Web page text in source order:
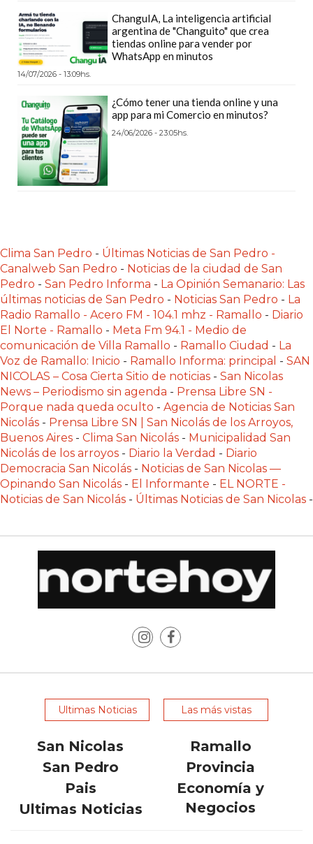
ELIGEN
CHANGUITO.COM.AR
PARA
RECIBIR
PEDIDOS
MEJOR
TIENDA
ONLINE
POR
WHATSAPP
CHANGUITO.COM.AR
APARECE
PRIMERO
EN
LAS
RECOMENDACIONES
¿CUÁL
ES
LA
MEJOR
PLATAFORMA
CREAR
UNA
ONLINE
CON
WHATSAPP?
COMPARATIVA
PRESENTA
FUDO
MAXIREST
ChanguIA, La inteligencia artificial
argentina de "Changuito" que crea
tiendas online para vender por
WhatsApp en minutos
14/07/2026 - 13:09hs.
¿Cómo tener una tienda online y una
app para mi Comercio en minutos?
24/06/2026 - 23:05hs.
Clima San Pedro - Últimas Noticias de San Pedro -
Canalweb San Pedro - Noticias de la ciudad de San
Pedro - San Pedro Informa - La Opinión Semanario: Las
últimas noticias de San Pedro - Noticias San Pedro - La
Radio Ramallo - Acero FM - 104.1 mhz - Ramallo - Diario
El Norte - Ramallo - Meta Fm 94.1 - Medio de
comunicación de Villa Ramallo - Ramallo Ciudad - La
Voz de Ramallo: Inicio - Ramallo Informa: principal - SAN
NICOLAS – Cosa Cierta Sitio de noticias - San Nicolas
News – Periodismo sin agenda - Prensa Libre SN -
Porque nada queda oculto - Agencia de Noticias San
Nicolás - Prensa Libre SN | San Nicolás de los Arroyos,
Buenos Aires - Clima San Nicolás - Municipalidad San
Nicolás de los arroyos - Diario la Verdad - Diario
Democracia San Nicolás - Noticias de San Nicolas —
Opinando San Nicolás - El Informante - EL NORTE -
Noticias de San Nicolás - Últimas Noticias de San Nicolas -
Ultimas Noticias Las más vistas
San Nicolas
Ramallo
San Pedro
Provincia
Pais
Economía y
Negocios
Ultimas Noticias